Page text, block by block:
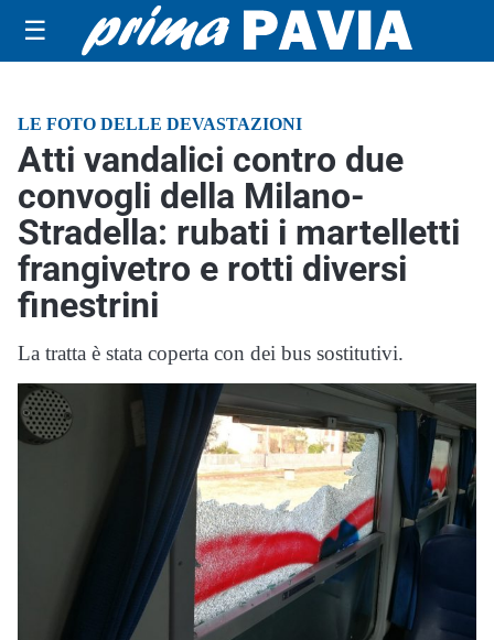
☰
LE FOTO DELLE DEVASTAZIONI
Atti vandalici contro due
convogli della Milano-
Stradella: rubati i martelletti
frangivetro e rotti diversi
finestrini
La tratta è stata coperta con dei bus sostitutivi.